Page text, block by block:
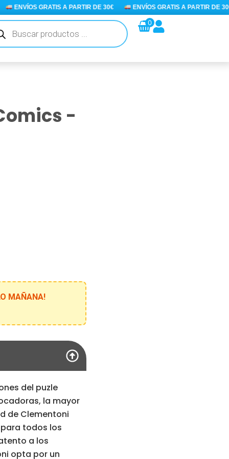
ENVÍOS GRATIS A PARTIR DE 30€ ENVÍOS GRATIS A PARTIR DE 30€
0
-
MAÑANA!
del puzle
la mayor
de Clementoni
todos los
a los
opta por un